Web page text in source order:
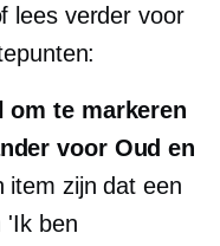
lees verder voor
om te markeren
voor Oud en
item zijn dat een
'Ik ben